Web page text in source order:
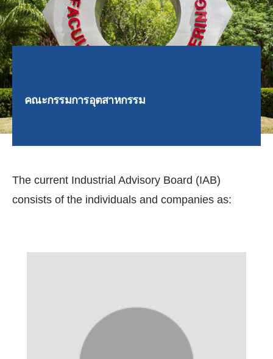
คณะกรรมการอุตสาหกรรม
The current Industrial Advisory Board (IAB)
consists of the individuals and companies as: